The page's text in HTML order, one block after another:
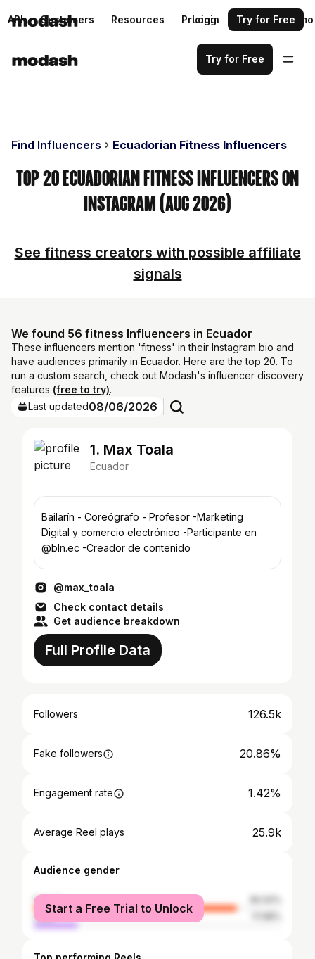
API Customers Resources Pricing Request a demo
Login Try for Free
Try for Free
Find Influencers Ecuadorian Fitness Influencers
Top 20 Ecuadorian Fitness Influencers on
Instagram (Aug 2026)
See fitness creators with possible affiliate
signals
We found 56 fitness Influencers in Ecuador
These influencers mention 'fitness' in their Instagram bio and
have audiences primarily in Ecuador. Here are the top 20. To
run a custom search, check out Modash's influencer discovery
features (free to try).
Last updated08/06/2026
1. Max Toala
Ecuador
Bailarín - Coreógrafo - Profesor -Marketing
Digital y comercio electrónico -Participante en
@bln.ec -Creador de contenido
@max_toala
Check contact details
Get audience breakdown
Full Profile Data
Followers 126.5k
Fake followers 20.86%
Engagement rate 1.42%
Average Reel plays 25.9k
Audience gender
female
male
Start a Free Trial to Unlock